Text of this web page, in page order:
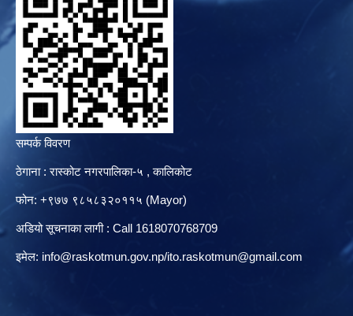
सम्पर्क विवरण
ठेगाना : रास्कोट नगरपालिका-५ , कालिकोट
फोन: +९७७ ९८५८३२०११५ (Mayor)
अडियो सूचनाका लागी : Call 1618070768709
इमेल: info@raskotmun.gov.np/ito.raskotmun@gmail.com